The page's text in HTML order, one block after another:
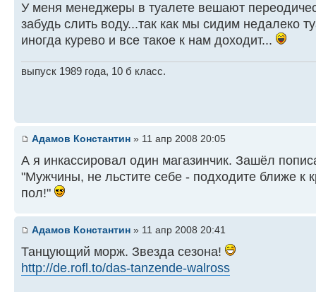
У меня менеджеры в туалете вешают
забудь слить воду...так как мы сидим недалеко
иногда курево и все такое к нам доходит...
выпуск 1989 года, 10 б класс.
Адамов Константин » 11 апр 2008 20:05
А я инкассировал один магазинчик. Зашёл
"Мужчины, не льстите себе - подходите ближе к
пол!"
Адамов Константин » 11 апр 2008 20:41
Танцующий морж. Звезда сезона!
http://de.rofl.to/das-tanzende-walross